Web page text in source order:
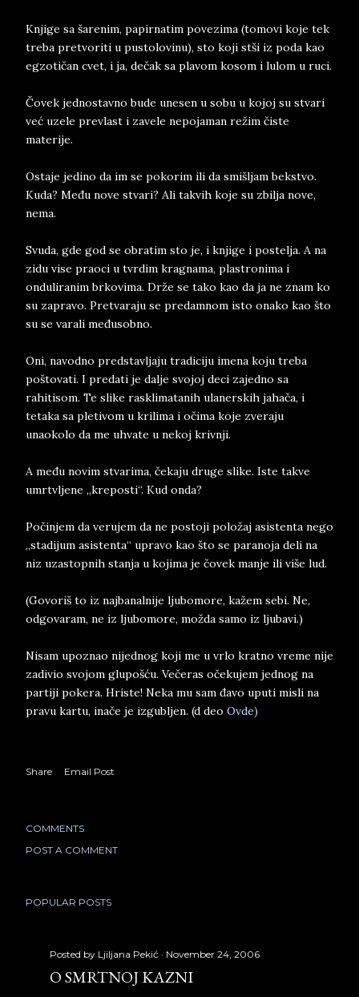
Knjige sa šarenim, papirnatim povezima (tomovi koje tek
treba pretvoriti u pustolovinu), sto koji stši iz poda kao
egzotičan cvet, i ja, dečak sa plavom kosom i lulom u ruci.
Čovek jednostavno bude unesen u sobu u kojoj su stvari
već uzele prevlast i zavele nepojaman režim čiste
materije.
Ostaje jedino da im se pokorim ili da smišljam bekstvo.
Kuda? Među nove stvari? Ali takvih koje su zbilja nove,
nema.
Svuda, gde god se obratim sto je, i knjige i postelja. A na
zidu vise praoci u tvrdim kragnama, plastronima i
onduliranim brkovima. Drže se tako kao da ja ne znam ko
su zapravo. Pretvaraju se predamnom isto onako kao što
su se varali međusobno.
Oni, navodno predstavljaju tradiciju imena koju treba
poštovati. I predati je dalje svojoj deci zajedno sa
rahitisom. Te slike rasklimatanih ulanerskih jahača, i
tetaka sa pletivom u krilima i očima koje zveraju
unaokolo da me uhvate u nekoj krivnji.
A među novim stvarima, čekaju druge slike. Iste takve
umrtvljene „kreposti“. Kud onda?
Počinjem da verujem da ne postoji položaj asistenta nego
„stadijum asistenta“ upravo kao što se paranoja deli na
niz uzastopnih stanja u kojima je čovek manje ili više lud.
(Govoriš to iz najbanalnije ljubomore, kažem sebi. Ne,
odgovaram, ne iz ljubomore, možda samo iz ljubavi.)
Nisam upoznao nijednog koji me u vrlo kratno vreme nije
zadivio svojom glupošću. Večeras očekujem jednog na
partiji pokera. Hriste! Neka mu sam đavo uputi misli na
pravu kartu, inače je izgubljen. (d deo Ovde)
Share Email Post
COMMENTS
POST A COMMENT
POPULAR POSTS
Posted by Ljiljana Pekić November 24, 2006
O SMRTNOJ KAZNI